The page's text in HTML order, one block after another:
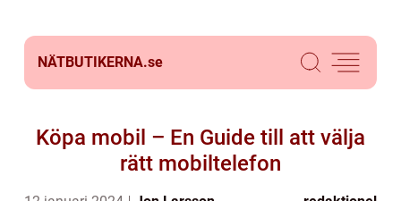
NÄTBUTIKERNA.se
Köpa mobil – En Guide till att välja
rätt mobiltelefon